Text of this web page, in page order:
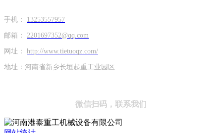
手机： 13253557957
邮箱： 2201697352@qq.com
网址： http://www.tietuoqz.com/
地址：河南省新乡长垣起重工业园区
微信扫码，联系我们